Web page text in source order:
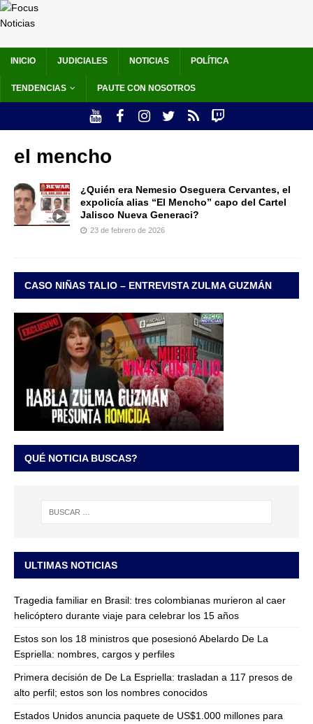
INICIO JUDICIALES NOTICIAS POLÍTICA
TENDENCIAS PAUTE CON NOSOTROS
el mencho
¿Quién era Nemesio Oseguera Cervantes, el
expolicía alias “El Mencho” capo del Cartel
Jalisco Nueva Generaci?
23 de febrero de 2026
CASO NIÑAS TALIO – ENTREVISTA ZULMA GUZMÁN
QUÉ NOTICIA BUSCAS?
ULTIMAS NOTICIAS
Tragedia familiar en Brasil: tres colombianas murieron al caer
helicóptero durante viaje para celebrar los 15 años
Estos son los 18 ministros que posesionó Abelardo De La
Espriella: nombres, cargos y perfiles
Primera decisión de De La Espriella: trasladan a 117 presos de
alto perfil; estos son los nombres conocidos
Estados Unidos anuncia paquete de US$1.000 millones para